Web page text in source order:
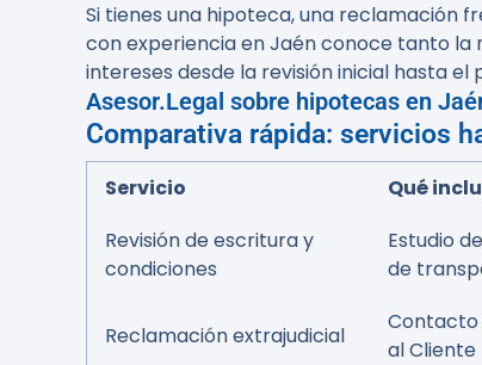
Si tienes una hipoteca, una reclamación
con experiencia en Jaén conoce tanto
intereses desde la revisión inicial hasta
Asesor.Legal sobre hipotecas en
Comparativa rápida: servicios
Servicio Qué
Revisión de escritura y
condiciones
Estudio
de
Reclamación extrajudicial
Contacto
al Cliente